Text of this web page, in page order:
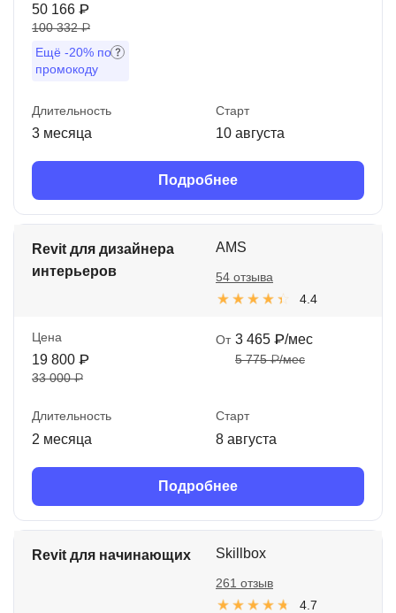
50 166 ₽
100 332 ₽
Ещё -20% по
промокоду
Длительность
3 месяца
Старт
10 августа
Подробнее
Revit для дизайнера
интерьеров
AMS
4.4
54 отзыва
Цена
19 800 ₽
33 000 ₽
От 3 465 ₽/мес
5 775 ₽/мес
Длительность
2 месяца
Старт
8 августа
Подробнее
Revit для начинающих Skillbox
4.7
261 отзыв